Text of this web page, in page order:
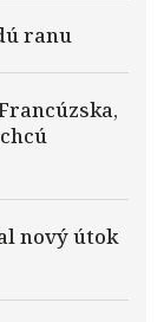
ranu
nový útok